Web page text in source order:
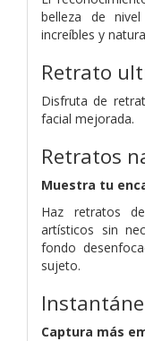
belleza de
increíbles y
Retrato
Disfruta de
facial mejorada.
Retratos
Muestra tu
Haz retratos
artísticos sin
fondo
sujeto.
Captura más